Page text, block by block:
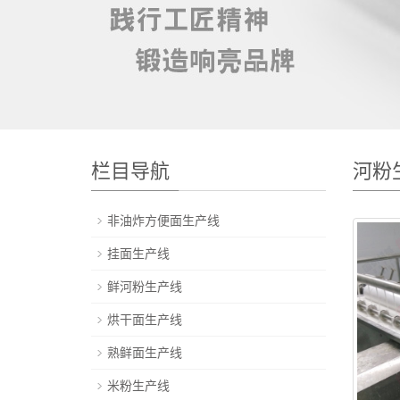
河粉
栏目导航
非油炸方便面生产线
挂面生产线
鲜河粉生产线
烘干面生产线
熟鲜面生产线
米粉生产线